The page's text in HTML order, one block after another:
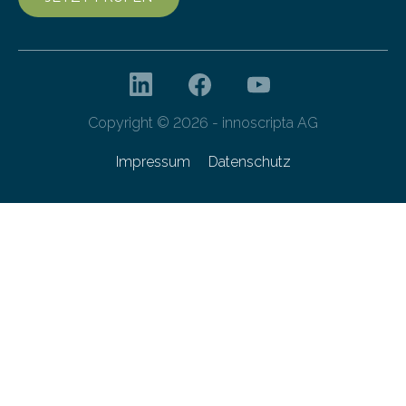
Copyright © 2026 - innoscripta AG
Impressum Datenschutz